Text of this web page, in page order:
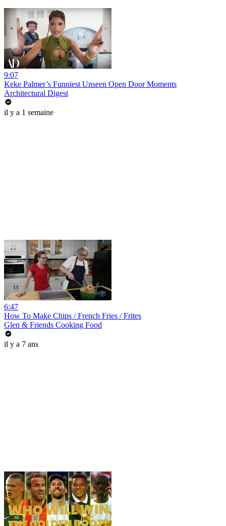
9:07
Keke Palmer’s Funniest Unseen Open Door Moments
Architectural Digest
il y a 1 semaine
6:47
How To Make Chips / French Fries / Frites
Glen & Friends Cooking Food
il y a 7 ans